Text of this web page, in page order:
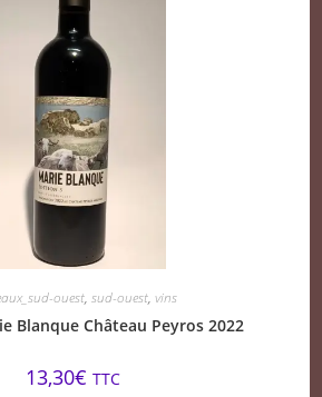
ouest, sud-ouest, vins
Blanque Château Peyros 2022
13,30€ TTC